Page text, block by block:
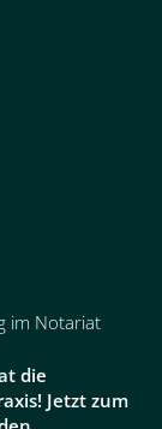
im Notariat
die
Jetzt zum